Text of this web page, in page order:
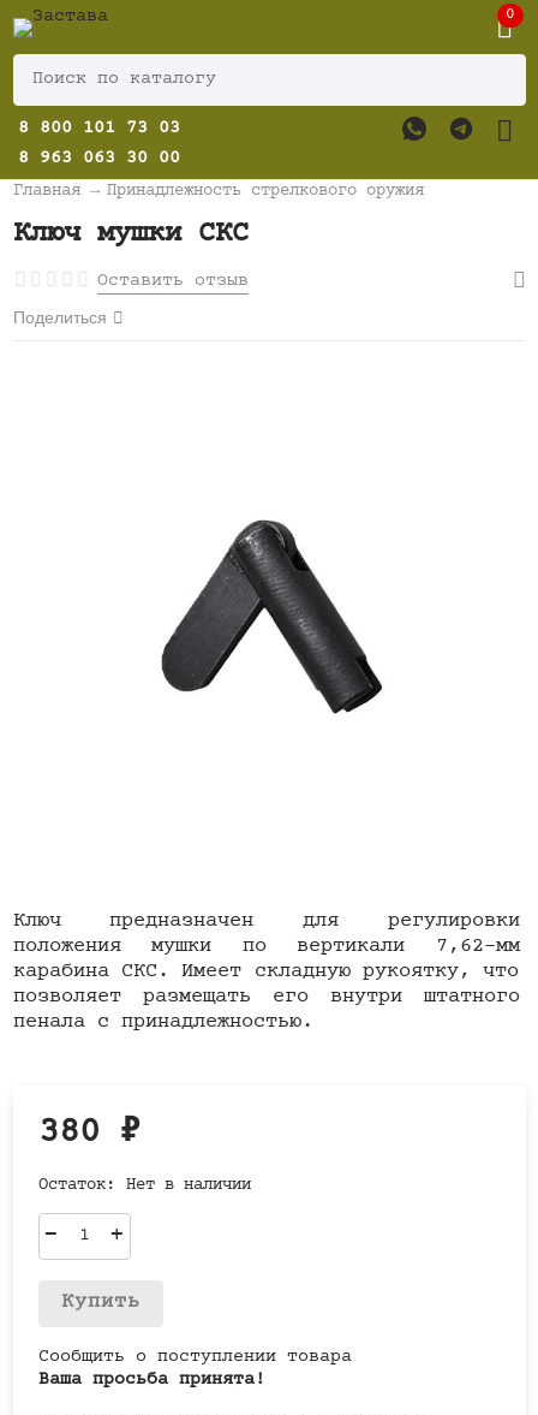
0
8 800 101 73 03
8 963 063 30 00
Главная → Принадлежность стрелкового оружия
Ключ мушки СКС
Оставить отзыв
Поделиться
Ключ предназначен для регулировки
положения мушки по вертикали 7,62-мм
карабина СКС. Имеет складную рукоятку, что
позволяет размещать его внутри штатного
пенала с принадлежностью.
380 ₽
Остаток: Нет в наличии
– +
Купить
Сообщить о поступлении товара
Ваша просьба принята!